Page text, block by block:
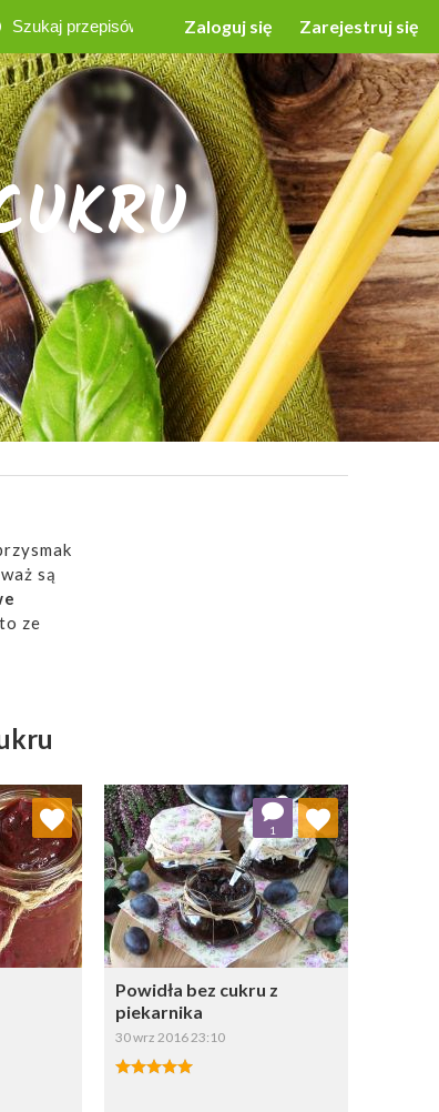
Zaloguj się Zarejestruj się
są
ze
listę:
Powidła bez cukru z
piekarnika
30 wrz 2016 23:10
1
Dodaj do ulubionych
Wybierz listę: